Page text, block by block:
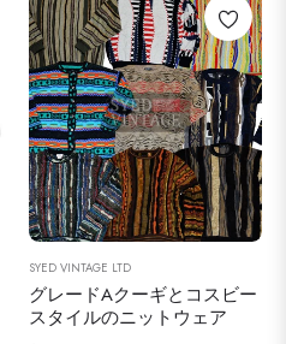
格
SYED VINTAGE LTD
グレードAクーギとコスビー
スタイルのニットウェア